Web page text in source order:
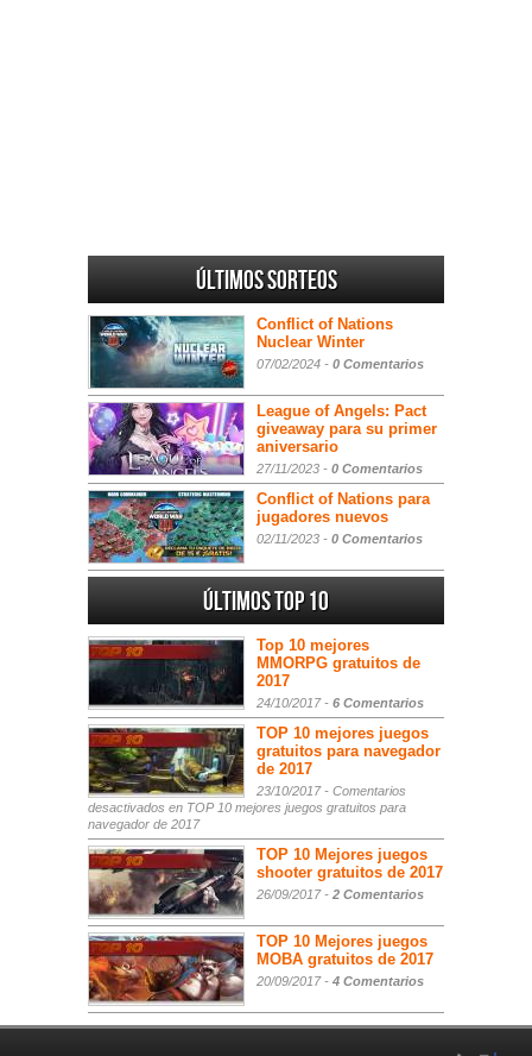
Últimos sorteos
Conflict of Nations
Nuclear Winter
07/02/2024 - 0 Comentarios
League of Angels: Pact
giveaway para su primer
aniversario
27/11/2023 - 0 Comentarios
Conflict of Nations para
jugadores nuevos
02/11/2023 - 0 Comentarios
Últimos Top 10
Top 10 mejores
MMORPG gratuitos de
2017
24/10/2017 - 6 Comentarios
TOP 10 mejores juegos
gratuitos para navegador
de 2017
23/10/2017 - Comentarios
desactivados en TOP 10 mejores juegos gratuitos para
navegador de 2017
TOP 10 Mejores juegos
shooter gratuitos de 2017
26/09/2017 - 2 Comentarios
TOP 10 Mejores juegos
MOBA gratuitos de 2017
20/09/2017 - 4 Comentarios